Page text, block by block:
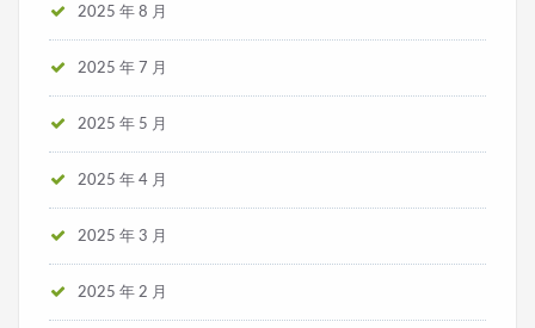
2025 年 8 月
2025 年 7 月
2025 年 5 月
2025 年 4 月
2025 年 3 月
2025 年 2 月